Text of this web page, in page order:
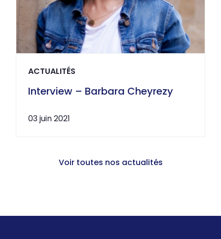
ACTUALITÉS
Interview – Barbara Cheyrezy
03 juin 2021
Voir toutes nos actualités